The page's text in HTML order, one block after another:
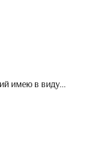
имею в виду...